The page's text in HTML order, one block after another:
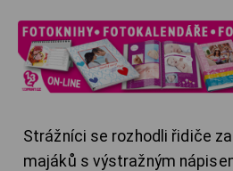
Strážníci se rozhodli řidiče
majáků s výstražným